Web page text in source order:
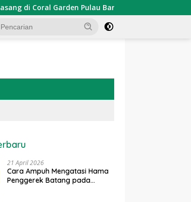
Garden Pulau Barrang Caddi
21 April 2026
Cara Ampuh Mengatasi Hama
Penggerek Batang pada